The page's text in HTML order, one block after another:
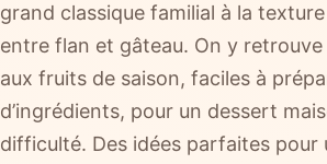
grand classique familial à la
entre flan et gâteau. On y
aux fruits de saison, faciles à
d’ingrédients, pour un dessert
difficulté. Des idées parfaites pour